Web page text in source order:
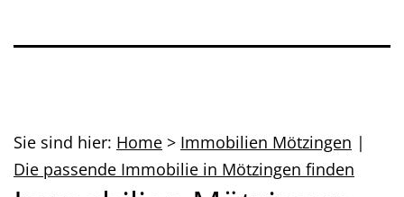
Sie sind hier: Home > Immobilien Mötzingen |
Die passende Immobilie in Mötzingen finden